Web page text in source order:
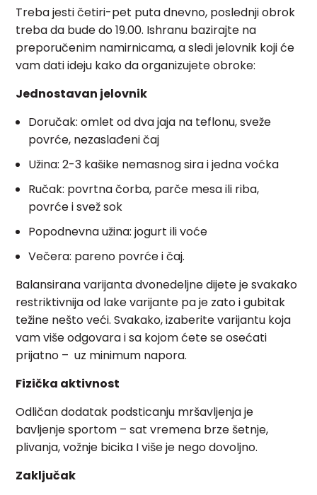
Treba jesti četiri-pet puta dnevno, poslednji obrok
treba da bude do 19.00. Ishranu bazirajte na
preporučenim namirnicama, a sledi jelovnik koji će
vam dati ideju kako da organizujete obroke:
Jednostavan jelovnik
Doručak: omlet od dva jaja na teflonu, sveže
povrće, nezaslađeni čaj
Užina: 2-3 kašike nemasnog sira i jedna voćka
Ručak: povrtna čorba, parče mesa ili riba,
povrće i svež sok
Popodnevna užina: jogurt ili voće
Večera: pareno povrće i čaj.
Balansirana varijanta dvonedeljne dijete je svakako
restriktivnija od lake varijante pa je zato i gubitak
težine nešto veći. Svakako, izaberite varijantu koja
vam više odgovara i sa kojom ćete se osećati
prijatno – uz minimum napora.
Fizička aktivnost
Odličan dodatak podsticanju mršavljenja je
bavljenje sportom – sat vremena brze šetnje,
plivanja, vožnje bicika I više je nego dovoljno.
Zaključak